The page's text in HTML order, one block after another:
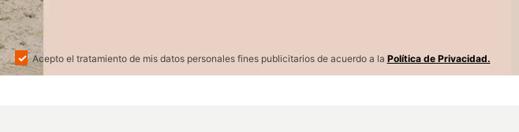
Acepto el tratamiento de mis datos personales fines publicitarios de acuerdo a la Política de Privacidad.